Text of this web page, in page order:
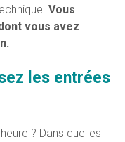
Vous
vous avez
les entrées
? Dans quelles